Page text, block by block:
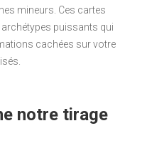
mineurs. Ces cartes
puissants qui
cachées sur votre
notre tirage